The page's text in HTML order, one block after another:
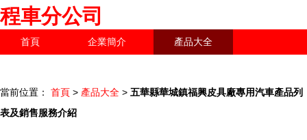
程車分公司
首頁 企業簡介 產品大全
當前位置： 首頁 > 產品大全 > 五華縣華城鎮福興皮具廠專用汽車產品列
表及銷售服務介紹